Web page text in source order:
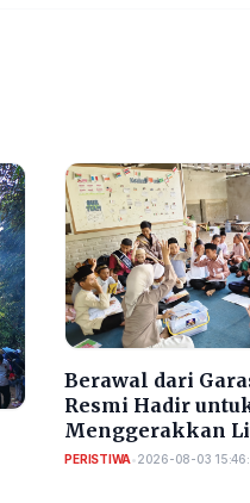
Berawal dari
Resmi Hadir
Menggerakkan
PERISTIWA•2026-08-03